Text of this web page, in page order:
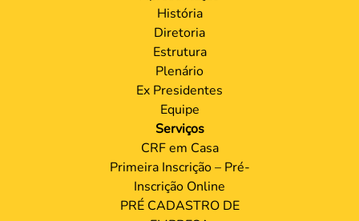
História
Diretoria
Estrutura
Plenário
Ex Presidentes
Equipe
Serviços
CRF em Casa
Primeira Inscrição – Pré-
Inscrição Online
PRÉ CADASTRO DE